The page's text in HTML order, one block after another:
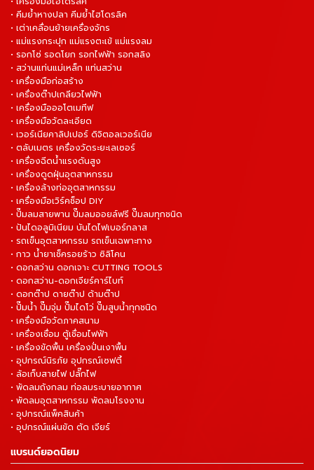
• คีมย้ำหางปลา คีมย้ำไฮโดรลิค
• เต่าเคลื่อนย้ายเครื่องจักร
• แม่แรงกระปุก แม่แรงตะเข้ แม่แรงลม
• รอกโซ่ รอดโยก รอกไฟฟ้า รอกสลิง
• สว่านแท่นแม่เหล็ก แท่นสว่าน
• เครื่องมือก่อสร้าง
• เครื่องต๊าปเกลียวไฟฟ้า
• เครื่องมือออโตเมทีฟ
• เครื่องมือวัดละเอียด
• เวอร์เนียคาลิปเปอร์ ดิจิตอลเวอร์เนีย
• ตลับเมตร เครื่องวัดระยะเลเซอร์
• เครื่องฉีดน้ำแรงดันสูง
• เครื่องดูดฝุ่นอุตสาหกรรม
• เครื่องล้างท่ออุตสาหกรรม
• เครื่องมือเวิร์คช็อป DIY
• ปั๊มลมสายพาน ปั๊มลมออยล์ฟรี ปั๊มลมทุกชนิด
• ปันไดอลูมิเนียม บันไดไฟเบอร์กลาส
• รถเข็นอุตสาหกรรม รถเข็นเฉพาะทาง
• กาว น้ำยาเช็ครอยร้าว ซิลิโคน
• ดอกสว่าน ดอกเจาะ CUTTING TOOLS
• ดอกสว่าน-ดอกเจียร์คาร์ไบท์
• ดอกต๊าป ดายต๊าป ด้ามต๊าป
• ปั๊มน้ำ ปั๊มจุ่ม ปั๊มไดโว่ ปั๊มสูบน้ำทุกชนิด
• เครื่องมือวัดภาคสนาม
• เครื่องเชื่อม ตู้เชื่อมไฟฟ้า
• เครื่องขัดพื้น เครื่องปั่นเงาพื้น
• อุปกรณ์นิรภัย อุปกรณ์เซฟตี้
• ล้อเก็บสายไฟ ปลั๊กไฟ
• พัดลมถังกลม ท่อลมระบายอากาศ
• พัดลมอุตสาหกรรม พัดลมโรงงาน
• อุปกรณ์แพ็คสินค้า
• อุปกรณ์แผ่นขัด ตัด เจียร์
แบรนด์ยอดนิยม